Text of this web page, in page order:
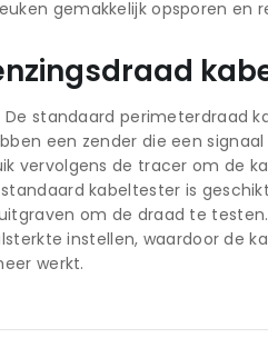
gemakkelijk opsporen en
standaard perimeterdraad
een zender die een
vervolgens de tracer om de
kabeltester is
om de draad te
instellen, waardoor de
werkt.